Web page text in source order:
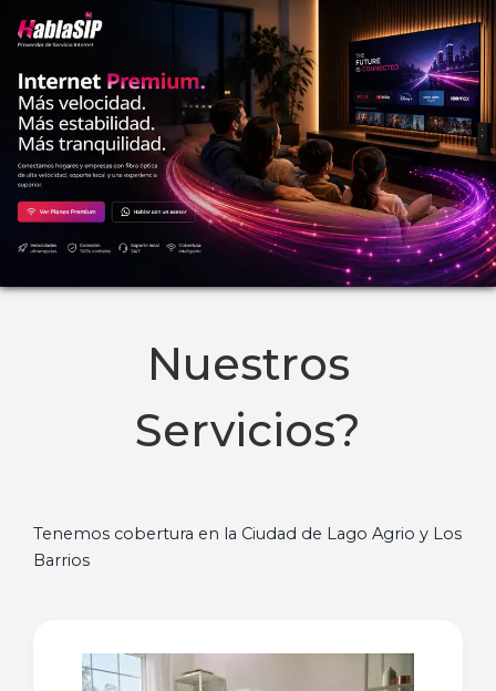
Nuestros
Servicios?
Tenemos cobertura en la Ciudad de Lago Agrio y Los
Barrios